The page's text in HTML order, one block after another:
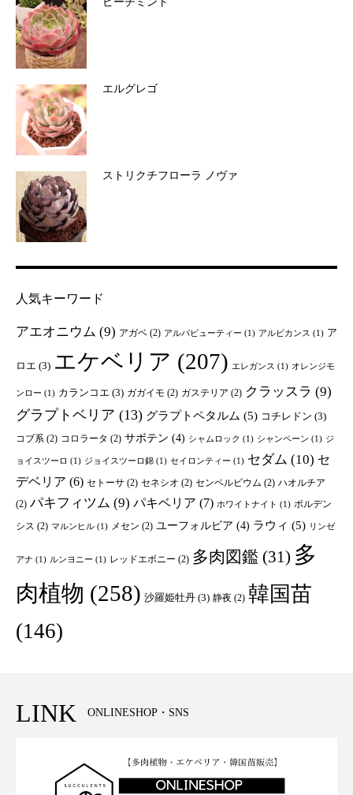
エルグレゴ
ストリクチフローラ ノヴァ
人気キーワード
アエオニウム (9) アガベ (2) アルバビューティー (1) アルビカンス (1) ア
ロエ (3) エケベリア (207) エレガンス (1) オレンジモ
ンロー (1) カランコエ (3) ガガイモ (2) ガステリア (2) クラッスラ (9)
グラプトベリア (13) グラプトペタルム (5) コチレドン (3)
コブ系 (2) コロラータ (2) サボテン (4) シャムロック (1) シャンペーン (1) ジ
ョイスツーロ (1) ジョイスツーロ錦 (1) セイロンティー (1) セダム (10) セ
デベリア (6) セトーサ (2) セネシオ (2) センペルビウム (2) ハオルチア
(2) パキフィツム (9) パキベリア (7) ホワイトナイト (1) ポルデン
シス (2) マルンヒル (1) メセン (2) ユーフォルビア (4) ラウィ (5) リンゼ
アナ (1) ルンヨニー (1) レッドエボニー (2) 多肉図鑑 (31) 多
肉植物 (258) 沙羅姫牡丹 (3) 静夜 (2) 韓国苗
(146)
LINK ONLINESHOP・SNS